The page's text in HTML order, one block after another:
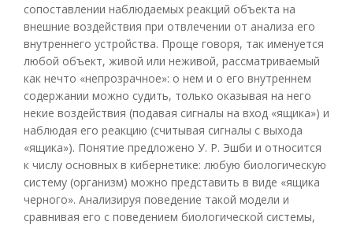
сопоставлении наблюдаемых реакций объекта на
внешние воздействия при отвлечении от анализа его
внутреннего устройства. Проще говоря, так именуется
любой объект, живой или неживой, рассматриваемый
как нечто «непрозрачное»: о нем и о его внутреннем
содержании можно судить, только оказывая на него
некие воздействия (подавая сигналы на вход «ящика») и
наблюдая его реакцию (считывая сигналы с выхода
«ящика»). Понятие предложено У. Р. Эшби и относится
к числу основных в кибернетике: любую биологическую
систему (организм) можно представить в виде «ящика
черного». Анализируя поведение такой модели и
сравнивая его с поведением биологической системы,